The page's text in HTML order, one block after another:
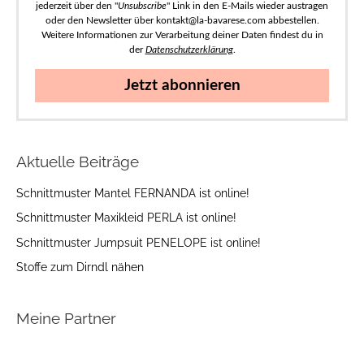
jederzeit über den "Unsubscribe" Link in den E-Mails wieder austragen
oder den Newsletter über kontakt@la-bavarese.com abbestellen.
Weitere Informationen zur Verarbeitung deiner Daten findest du in
derDatenschutzerklärung.
Jetzt abonnieren
Aktuelle Beiträge
Schnittmuster Mantel FERNANDA ist online!
Schnittmuster Maxikleid PERLA ist online!
Schnittmuster Jumpsuit PENELOPE ist online!
Stoffe zum Dirndl nähen
Meine Partner